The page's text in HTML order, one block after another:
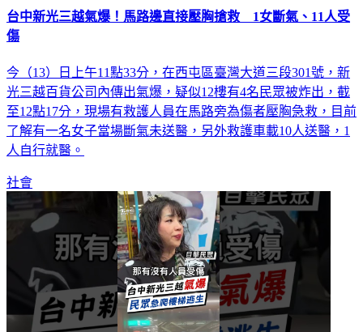
台中新光三越氣爆！馬路邊直接壓胸搶救 1女斷氣、11人受
傷
今（13）日上午11點33分，在西屯區臺灣大道三段301號，新
光三越百貨公司內傳出氣爆，疑似12樓有4名民眾被炸出，截
至12點17分，現場有救護人員在馬路旁為傷者壓胸急救，目前
了解有一名女子當場斷氣未送醫，另外救護車載10人送醫，1
人自行就醫。
社會